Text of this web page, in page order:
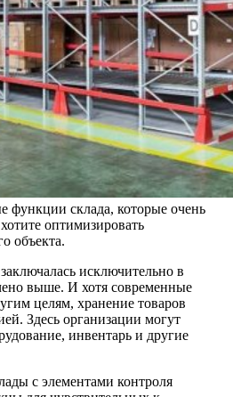
функции склада, которые очень
оптимизировать
объекта.
исключительно в
выше. И хотя современные
целям, хранение товаров
Здесь организации могут
инвентарь и другие
с элементами контроля